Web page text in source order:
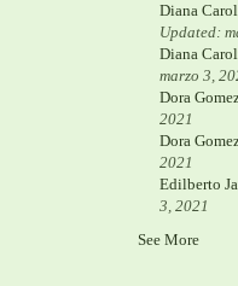
Diana
Updated:
Diana
marzo 3,
Dora
2021
Dora
2021
Edilberto
3, 2021
See More